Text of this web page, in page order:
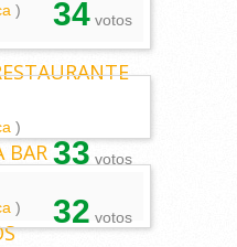
) 34 votos
)
33 votos
BAR
) 32 votos